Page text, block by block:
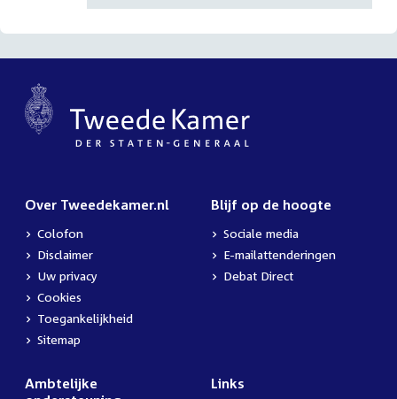
Over Tweedekamer.nl
Colofon
Disclaimer
Uw privacy
Cookies
Toegankelijkheid
Sitemap
Blijf op de hoogte
Sociale media
E-mailattenderingen
Debat Direct
Ambtelijke
Links